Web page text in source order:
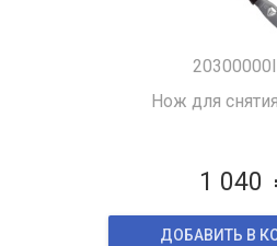
Нож для
1 040
ДОБАВИТЬ В